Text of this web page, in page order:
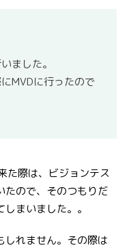
ました。
MVDに行ったので
た際は、ビジョンテス
たので、そのつもりだ
まいました。。
しれません。その際は